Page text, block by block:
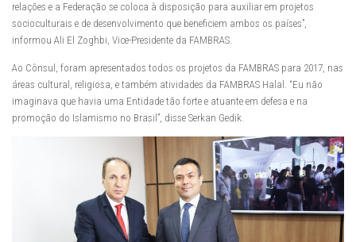
relações e a Federação se coloca à disposição para auxiliar em projetos
socioculturais e de desenvolvimento que beneficiem ambos os países”,
informou Ali El Zoghbi, Vice-Presidente da FAMBRAS.
Ao Cônsul, foram apresentados todos os projetos da FAMBRAS para 2017, nas
áreas cultural, religiosa, e também atividades da FAMBRAS Halal. “Eu não
imaginava que havia uma Entidade tão forte e atuante em defesa e na
promoção do Islamismo no Brasil”, disse Serkan Gedik.